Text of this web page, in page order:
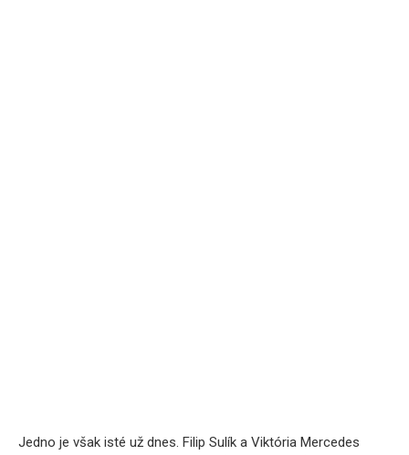
Jedno je však isté už dnes. Filip Sulík a Viktória Mercedes